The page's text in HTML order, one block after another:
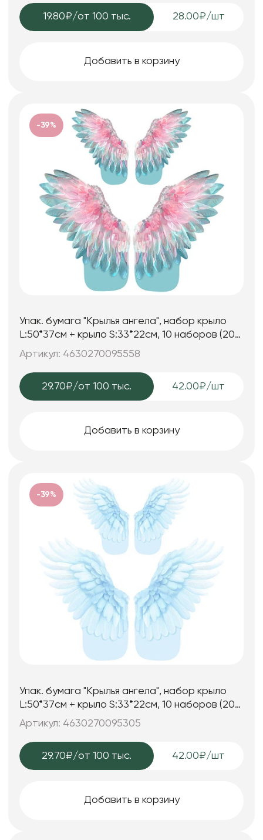
19.80₽/от 100 тыс. 28.00₽/шт
Добавить в корзину
-39%
Упак. бумага "Крылья ангела", набор крыло
L:50*37см + крыло S:33*22см, 10 наборов (20
шт) /упак, мятный с розовым
Артикул: 4630270095558
29.70₽/от 100 тыс. 42.00₽/шт
Добавить в корзину
-39%
Упак. бумага "Крылья ангела", набор крыло
L:50*37см + крыло S:33*22см, 10 наборов (20
шт) /упак, небесно-голубой
Артикул: 4630270095305
29.70₽/от 100 тыс. 42.00₽/шт
Добавить в корзину